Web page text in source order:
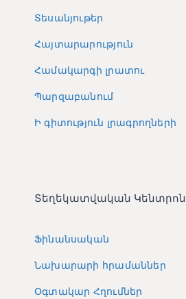
Տեսանյութեր
Հայտարարություն
Համակարգի լրատու
Պարզաբանում
Ի գիտություն լրագրողների
Տեղեկատվական Կենտրոն
Ֆինանսական
Նախարարի հրամաններ
Օգտակար Հղումներ